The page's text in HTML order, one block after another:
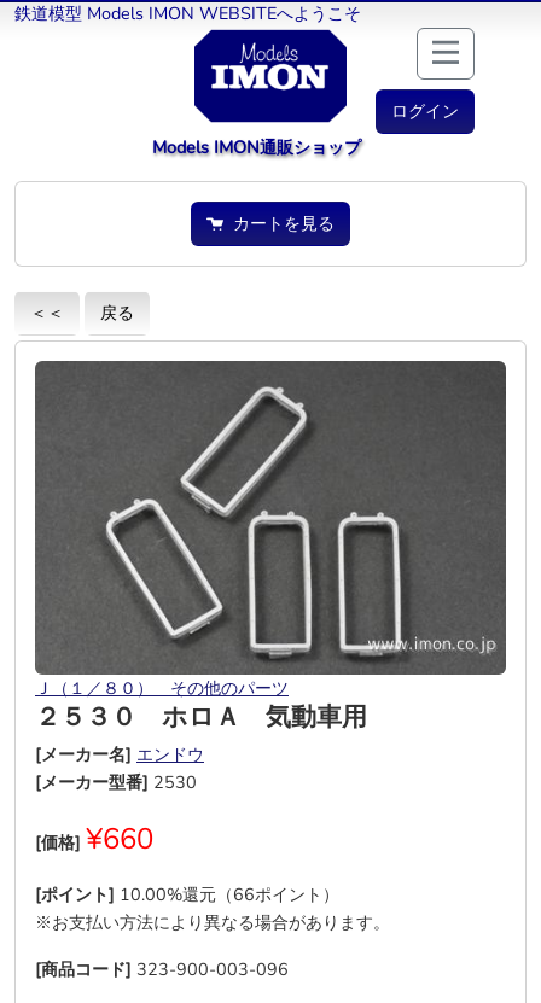
鉄道模型 Models IMON WEBSITEへようこそ
ログイン
Models IMON通販ショップ
カートを見る
＜＜ 戻る
Ｊ（１／８０） その他のパーツ
２５３０ ホロＡ 気動車用
[メーカー名] エンドウ
[メーカー型番] 2530
[価格] ¥660
[ポイント] 10.00%還元（66ポイント）
※お支払い方法により異なる場合があります。
[商品コード] 323-900-003-096